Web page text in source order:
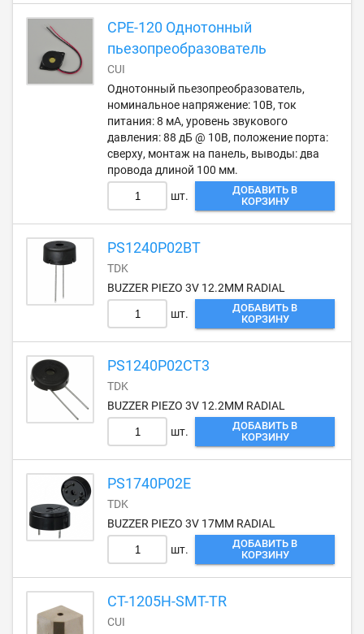
CPE-120 Однотонный
пьезопреобразователь
CUI
Однотонный пьезопреобразователь,
номинальное напряжение: 10В, ток
питания: 8 мА, уровень звукового
давления: 88 дБ @ 10В, положение порта:
сверху, монтаж на панель, выводы: два
провода длиной 100 мм.
шт.
ДОБАВИТЬ В
КОРЗИНУ
PS1240P02BT
TDK
BUZZER PIEZO 3V 12.2MM RADIAL
шт.
ДОБАВИТЬ В
КОРЗИНУ
PS1240P02CT3
TDK
BUZZER PIEZO 3V 12.2MM RADIAL
шт.
ДОБАВИТЬ В
КОРЗИНУ
PS1740P02E
TDK
BUZZER PIEZO 3V 17MM RADIAL
шт.
ДОБАВИТЬ В
КОРЗИНУ
CT-1205H-SMT-TR
CUI